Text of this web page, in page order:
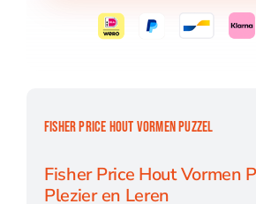
FISHER PRICE HOUT VORMEN PUZZEL
Fisher Price Hout Vormen
Plezier en Leren